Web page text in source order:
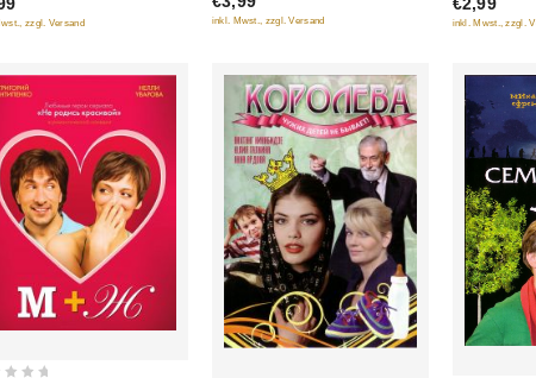
zzgl. Versand inkl. Mwst., zzgl. Versand
5
inkl. Mwst., zzgl.